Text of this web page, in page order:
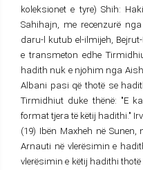
koleksionet e tyre) Shih:
Sahihajn, me recenzurë
daru-l kutub el-ilmijeh,
e transmeton edhe
hadith nuk e njohim nga
Albani pasi që thotë se
Tirmidhiut duke thënë: "E
format tjera të këtij hadithi."
(19) Ibën Maxheh në
Arnauti në vlerësimin e
vlerësimin e këtij hadithi